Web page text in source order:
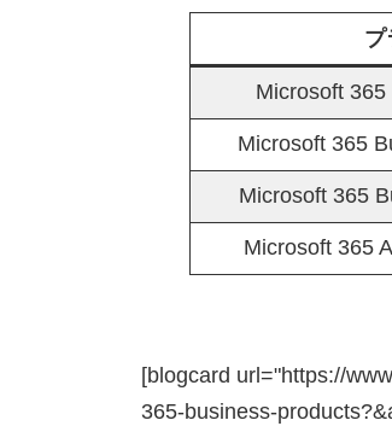
プ
Microsoft
Microsoft 365
Microsoft 365
Microsoft 365
[blogcard url="https://
365-business-